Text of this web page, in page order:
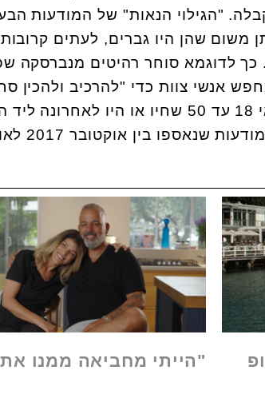
"הגילוי הנאות" של המודעות
שהן היו גברים, לעתים קרובות
כך לדוגמא סוחר רהיטים מנברסקה
אנשי צוות כדי "להרכיב ולהכין
למשלוח", וייעד אותה לגברים בגילאי 18 עד 50 שחיו או היו
בין אוקטובר 2017 לאוגוסט 2018.
"הייתי מחביאה ממנו